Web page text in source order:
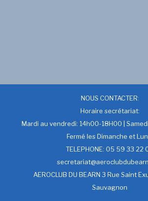
NOUS CONTACTER:
Horaire secrétariat:
Mardi au vendredi: 14h00-18H00 |
Fermé les Dimanche et
TELEPHONE: 05 59 33 22
AEROCLUB DU BEARN 3 Rue Saint
Sauvagnon